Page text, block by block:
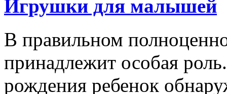
Игрушки для малышей
В правильном
принадлежит особая
рождения ребенок